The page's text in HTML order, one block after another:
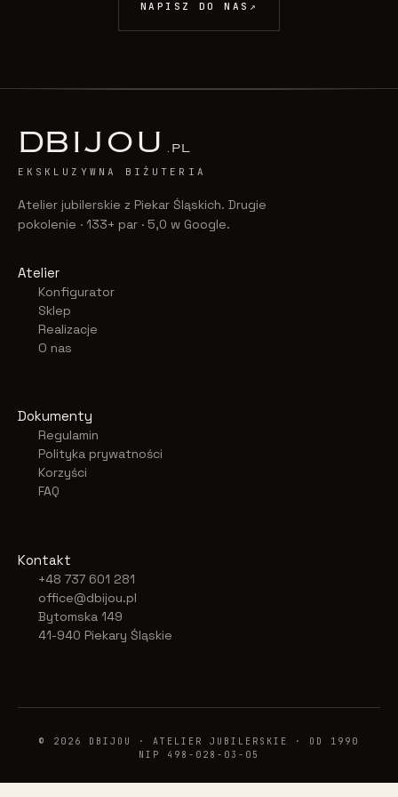
NAPISZ DO NAS ↗
DBIJOU .PL
EKSKLUZYWNA BIŻUTERIA
Atelier jubilerskie z Piekar Śląskich. Drugie
pokolenie · 133+ par · 5,0 w Google.
Atelier
Konfigurator
Sklep
Realizacje
O nas
Dokumenty
Regulamin
Polityka prywatności
Korzyści
FAQ
Kontakt
+48 737 601 281
office@dbijou.pl
Bytomska 149
41-940 Piekary Śląskie
© 2026 DBIJOU · ATELIER JUBILERSKIE · OD 1990
NIP 498-028-03-05